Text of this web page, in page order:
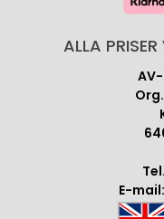
ALLA
Tel.
E-mail: